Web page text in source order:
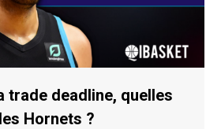
trade deadline, quelles
Hornets ?